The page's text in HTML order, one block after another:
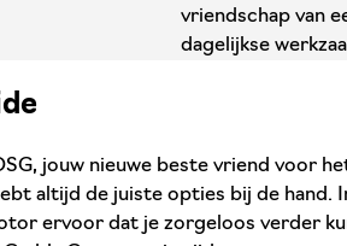
vriendschap van
dagelijkse
jouw nieuwe beste vriend voor
altijd de juiste opties bij de hand.
ervoor dat je zorgeloos verder